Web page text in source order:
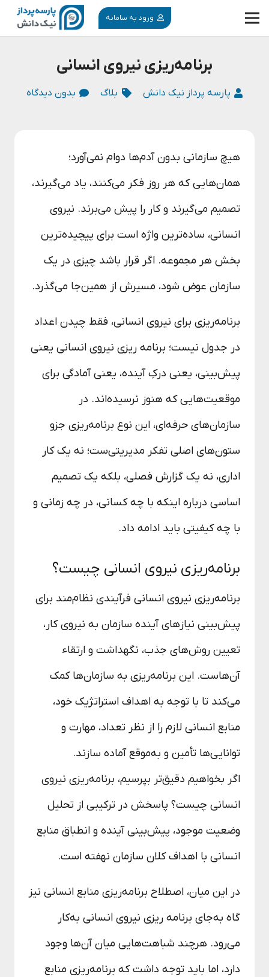
ورود به سامانه
برنامه‌ریزی نیروی انسانی
پارسه پرداز نیک دانش بلاگ بدون دیدگاه
هیچ سازمانی بدون آدم‌ها دوام نمی‌آورد؛
همان‌هایی که هر روز فکر می‌کنند، یاد می‌گیرند،
تصمیم می‌گیرند و کار را پیش می‌برند. نیروی
انسانی، ساده‌ترین واژه‌ است برای پیچیده‌ترین
بخش هر مجموعه. اگر قرار باشد چیزی در یک
سازمان عوض شود، مسیرش از همین‌جا می‌گذرد.
برنامه‌ریزی برای نیروی انسانی، فقط چیدن اعداد
در جدول نیست؛ برنامه ریزی نیروی انسانی یعنی
پیش‌بینی، یعنی درکِ آینده، یعنی آمادگی برای
موقعیت‌هایی که هنوز نرسیده‌اند. در
سازمان‌های حرفه‌ای، این نوع برنامه‌ریزی جزو
ستون‌های اصلی تفکر مدیریتی‌ست؛ نه یک کار
اداری، نه یک گزارش فصلی، بلکه یک تصمیم
اساسی درباره اینکه با چه کسانی، در چه زمانی و
با چه کیفیتی باید ادامه داد.
برنامه‌ریزی نیروی انسانی چیست؟
برنامه‌ریزی نیروی انسانی فرآیندی نظام‌مند برای
پیش‌بینی نیازهای آینده سازمان به نیروی کار،
تعیین روش‌های جذب، نگهداشت و ارتقاء
آن‌هاست. این برنامه‌ریزی به سازمان‌ها کمک
می‌کند تا با توجه به اهداف استراتژیک خود،
منابع انسانی لازم را از نظر تعداد، مهارت و
توانایی‌ها تأمین و به‌موقع آماده سازند.
اگر بخواهیم دقیق‌تر بپرسیم، برنامه‌ریزی نیروی
انسانی چیست؟ پاسخش در ترکیبی از تحلیل
وضعیت موجود، پیش‌بینی آینده و انطباق منابع
انسانی با اهداف کلان سازمان نهفته است.
در این میان، اصطلاح برنامه‌ریزی منابع انسانی نیز
گاه به‌جای برنامه ریزی نیروی انسانی به‌کار
می‌رود. هرچند شباهت‌هایی میان آن‌ها وجود
دارد، اما باید توجه داشت که برنامه‌ریزی منابع